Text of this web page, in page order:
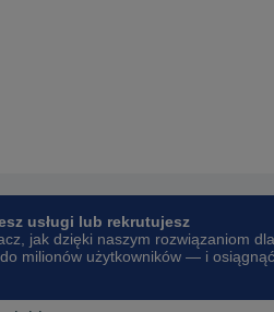
usługi lub rekrutujesz
jak dzięki naszym rozwiązaniom dla
milionów użytkowników — i osiągnąć